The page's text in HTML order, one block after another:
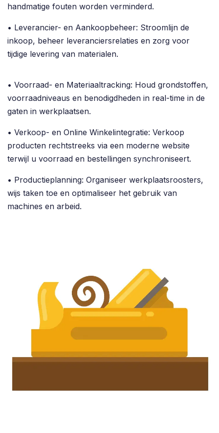
handmatige fouten worden verminderd.
• Leverancier- en Aankoopbeheer: Stroomlijn de
inkoop, beheer leveranciersrelaties en zorg voor
tijdige levering van materialen.
• Voorraad- en Materiaaltracking: Houd grondstoffen,
voorraadniveaus en benodigdheden in real-time in de
gaten in werkplaatsen.
• Verkoop- en Online Winkelintegratie: Verkoop
producten rechtstreeks via een moderne website
terwijl u voorraad en bestellingen synchroniseert.
• Productieplanning: Organiseer werkplaatsroosters,
wijs taken toe en optimaliseer het gebruik van
machines en arbeid.